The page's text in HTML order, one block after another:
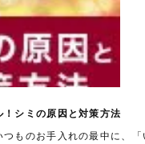
シミの原因と対策方法
ものお手入れの最中に、「